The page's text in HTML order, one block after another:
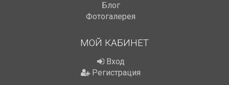
Блог
Фотогалерея
МОЙ КАБИНЕТ
Вход
Регистрация